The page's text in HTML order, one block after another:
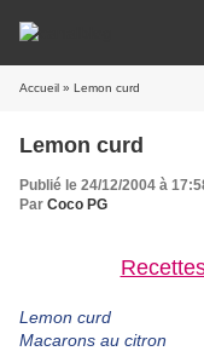
Accueil » Lemon curd
Lemon curd
Publié le 24/12/2004 à
Par Coco PG
Lemon curd
Macarons au citron